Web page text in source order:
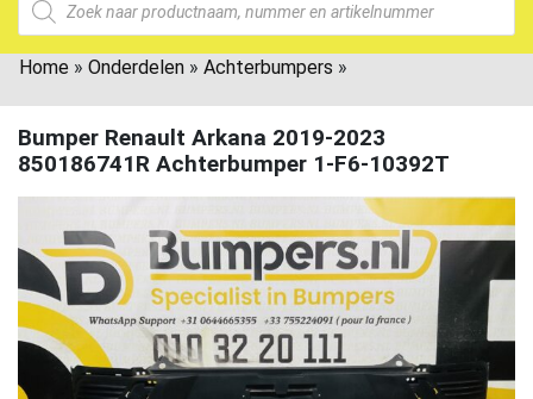
Home » Onderdelen » Achterbumpers »
Bumper Renault Arkana 2019-2023
850186741R Achterbumper 1-F6-10392T